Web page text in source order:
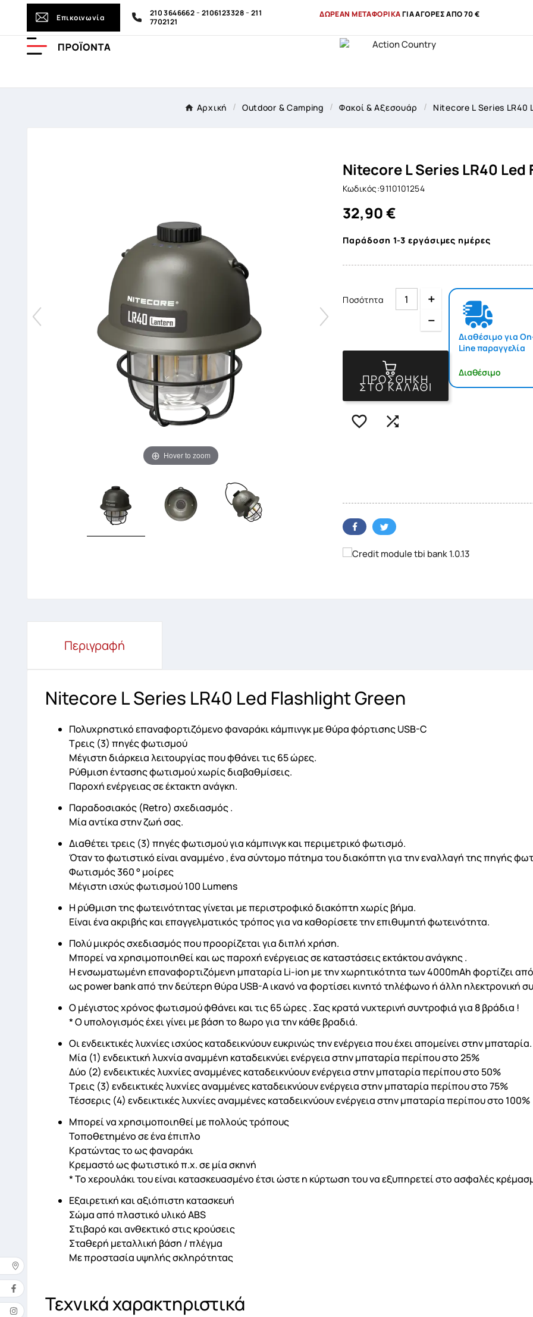
Επικοινωνία 210 3646662- 2106123328- 211
7702121
ΔΩΡΕΑΝ ΜΕΤΑΦΟΡΙΚΑΓΙΑ ΑΓΟΡΕΣ ΑΠΟ 70 €
Αρχική Outdoor & Camping Φακοί & Αξεσουάρ Nitecore L Series LR40
Hover to zoom
Nitecore L Series LR40
Κωδικός:9110101254
32,90 €
Παράδοση 1-3 εργάσιμες ημέρες
Ποσότητα
Quantity
Quantity
ΠΡΟΣΘΉΚΗ
ΣΤΟ ΚΑΛΆΘΙ
 
Διαθέσιμο για
Line παραγγελία
Διαθέσιμο
Περιγραφή
Nitecore L Series LR40 Led Flashlight Green
Πολυχρηστικό επαναφορτιζόμενο φαναράκι κάμπινγκ με θύρα φόρτισης USB-C
Τρεις (3) πηγές φωτισμού
Μέγιστη διάρκεια λειτουργίας που φθάνει τις 65 ώρες.
Ρύθμιση έντασης φωτισμού χωρίς διαβαθμίσεις.
Παροχή ενέργειας σε έκτακτη ανάγκη.
Παραδοσιακός (Retro) σχεδιασμός .
Μία αντίκα στην ζωή σας.
Διαθέτει τρεις (3) πηγές φωτισμού για κάμπινγκ και περιμετρικό φωτισμό.
Όταν το φωτιστικό είναι αναμμένο , ένα σύντομο πάτημα του διακόπτη για την εναλλαγή της πηγής
Φωτισμός 360 ° μοίρες
Μέγιστη ισχύς φωτισμού 100 Lumens
Η ρύθμιση της φωτεινότητας γίνεται με περιστροφικό διακόπτη χωρίς βήμα.
Είναι ένα ακριβής και επαγγελματικός τρόπος για να καθορίσετε την επιθυμητή φωτεινότητα.
Πολύ μικρός σχεδιασμός που προορίζεται για διπλή χρήση.
Μπορεί να χρησιμοποιηθεί και ως παροχή ενέργειας σε καταστάσεις εκτάκτου ανάγκης .
Η ενσωματωμένη επαναφορτιζόμενη μπαταρία Li-ion με την χωρητικότητα των 4000mAh φορτίζει
ως power bank από την δεύτερη θύρα USB-A ικανό να φορτίσει κινητό τηλέφωνο ή άλλη ηλεκτρονική
Ο μέγιστος χρόνος φωτισμού φθάνει και τις 65 ώρες . Σας κρατά νυχτερινή συντροφιά για 8 βράδια !
* Ο υπολογισμός έχει γίνει με βάση το 8ωρο για την κάθε βραδιά.
Οι ενδεικτικές λυχνίες ισχύος καταδεικνύουν ευκρινώς την ενέργεια που έχει απομείνει στην μπαταρία.
Μία (1) ενδεικτική λυχνία αναμμένη καταδεικνύει ενέργεια στην μπαταρία περίπου στο 25%
Δύο (2) ενδεικτικές λυχνίες αναμμένες καταδεικνύουν ενέργεια στην μπαταρία περίπου στο 50%
Τρεις (3) ενδεικτικές λυχνίες αναμμένες καταδεικνύουν ενέργεια στην μπαταρία περίπου στο 75%
Τέσσερις (4) ενδεικτικές λυχνίες αναμμένες καταδεικνύουν ενέργεια στην μπαταρία περίπου στο 100%
Μπορεί να χρησιμοποιηθεί με πολλούς τρόπους
Τοποθετημένο σε ένα έπιπλο
Κρατώντας το ως φαναράκι
Κρεμαστό ως φωτιστικό π.χ. σε μία σκηνή
* Το χερουλάκι του είναι κατασκευασμένο έτσι ώστε η κύρτωση του να εξυπηρετεί στο ασφαλές
Εξαιρετική και αξιόπιστη κατασκευή
Σώμα από πλαστικό υλικό ABS
Στιβαρό και ανθεκτικό στις κρούσεις
Σταθερή μεταλλική βάση / πλέγμα
Mε προστασία υψηλής σκληρότητας
Τεχνικά χαρακτηριστικά